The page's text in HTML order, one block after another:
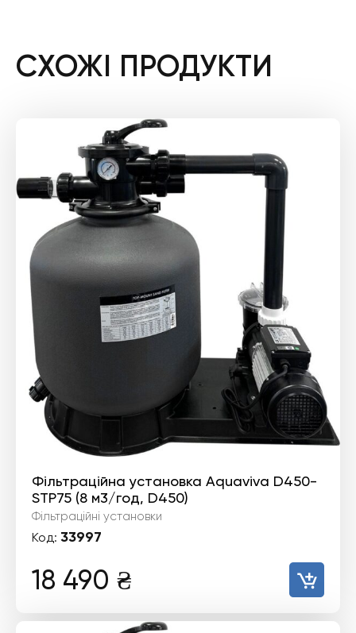
СХОЖІ ПРОДУКТИ
Фільтраційна установка Aquaviva D450-
STP75 (8 м3/год, D450)
Фільтраційні установки
Код: 33997
18 490 ₴